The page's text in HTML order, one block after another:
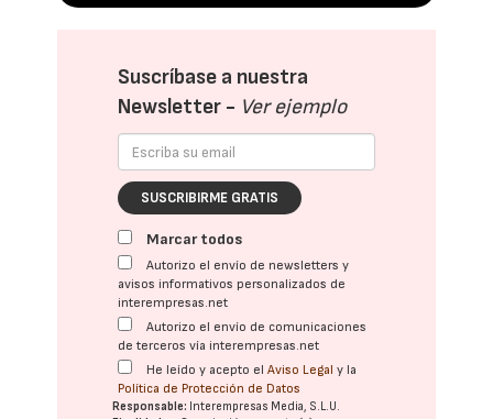
Suscríbase a nuestra
Newsletter - Ver ejemplo
SUSCRIBIRME GRATIS
Marcar todos
Autorizo el envío de newsletters y
avisos informativos personalizados de
interempresas.net
Autorizo el envío de comunicaciones
de terceros vía interempresas.net
He leído y acepto elAviso Legal y la
Política de Protección de Datos
Responsable: Interempresas Media, S.L.U.